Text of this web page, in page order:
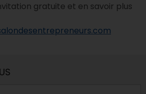
gratuite et en savoir plus